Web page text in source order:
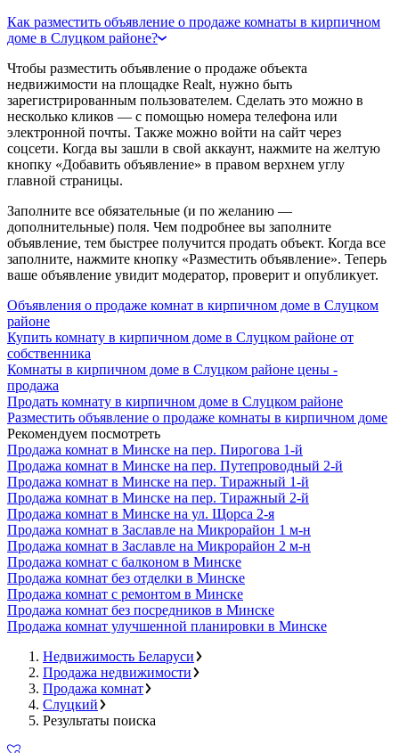
Как разместить объявление о продаже комнаты в кирпичном
доме в Слуцком районе?
Чтобы разместить объявление о продаже объекта
недвижимости на площадке Realt, нужно быть
зарегистрированным пользователем. Сделать это можно в
несколько кликов — с помощью номера телефона или
электронной почты. Также можно войти на сайт через
соцсети. Когда вы зашли в свой аккаунт, нажмите на желтую
кнопку «Добавить объявление» в правом верхнем углу
главной страницы.
Заполните все обязательные (и по желанию —
дополнительные) поля. Чем подробнее вы заполните
объявление, тем быстрее получится продать объект. Когда все
заполните, нажмите кнопку «Разместить объявление». Теперь
ваше объявление увидит модератор, проверит и опубликует.
Объявления о продаже комнат в кирпичном доме в Слуцком
районе
Купить комнату в кирпичном доме в Слуцком районе от
собственника
Комнаты в кирпичном доме в Слуцком районе цены -
продажа
Продать комнату в кирпичном доме в Слуцком районе
Разместить объявление о продаже комнаты в кирпичном доме
Рекомендуем посмотреть
Продажа комнат в Минске на пер. Пирогова 1-й
Продажа комнат в Минске на пер. Путепроводный 2-й
Продажа комнат в Минске на пер. Тиражный 1-й
Продажа комнат в Минске на пер. Тиражный 2-й
Продажа комнат в Минске на ул. Щорса 2-я
Продажа комнат в Заславле на Микрорайон 1 м-н
Продажа комнат в Заславле на Микрорайон 2 м-н
Продажа комнат с балконом в Минске
Продажа комнат без отделки в Минске
Продажа комнат с ремонтом в Минске
Продажа комнат без посредников в Минске
Продажа комнат улучшенной планировки в Минске
Недвижимость Беларуси
Продажа недвижимости
Продажа комнат
Слуцкий
Результаты поиска